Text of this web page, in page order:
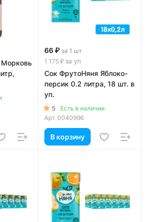
66 ₽ за 1 шт
1 175 ₽ за уп
Сок ФрутоНяня Яблоко-
персик 0.2 литра, 18 шт. в
уп.
5
Есть в наличии
Арт. 0040996
В корзину